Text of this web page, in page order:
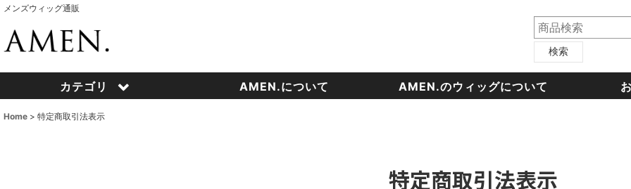
メンズウィッグ通販
検索
カテゴリ AMEN.について AMEN.のウィッグについて
Home > 特定商取引法表示
特定商取引法表示